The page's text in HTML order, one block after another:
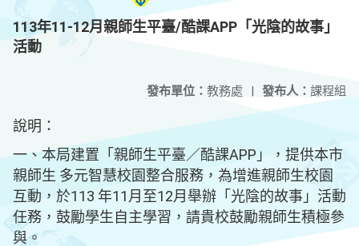
113年11-12月親師生平臺/酷課APP「光陰的故事」
活動
發布人： 課程組
發布單位： 教務處 |
說明：
一、本局建置「親師生平臺／酷課APP」，提供本市
親師生 多元智慧校園整合服務，為增進親師生校園
互動，於113 年11月至12月舉辦「光陰的故事」活動
任務，鼓勵學生自主學習，請貴校鼓勵親師生積極參
與。